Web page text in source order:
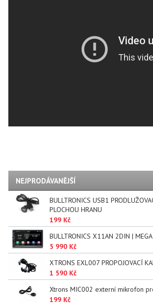
NEJPRODÁVANĚJŠÍ
BULLTRONICS USB1
PLOCHOU HRANU
199 Kč
BULLTRONICS X11AN 2DIN |
5 990 Kč
XTRONS EXL007 PROPOJOVACÍ
1 590 Kč
Xtrons MIC002 externí mikrofon
199 Kč